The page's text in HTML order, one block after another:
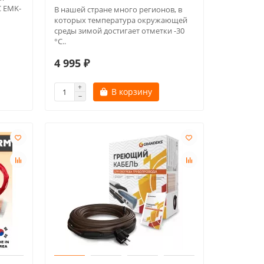
EMK-
В нашей стране много регионов, в
которых температура окружающей
среды зимой достигает отметки -30
°С..
4 995 ₽
В корзину